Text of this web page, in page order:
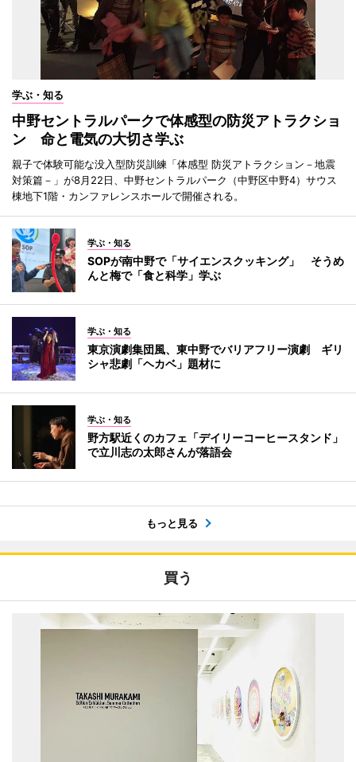
学ぶ・知る
中野セントラルパークで体感型の防災アトラクショ
ン 命と電気の大切さ学ぶ
親子で体験可能な没入型防災訓練「体感型 防災アトラクション－地震
対策篇－」が8月22日、中野セントラルパーク（中野区中野4）サウス
棟地下1階・カンファレンスホールで開催される。
学ぶ・知る
SOPが南中野で「サイエンスクッキング」 そうめ
んと梅で「食と科学」学ぶ
学ぶ・知る
東京演劇集団風、東中野でバリアフリー演劇 ギリ
シャ悲劇「ヘカベ」題材に
学ぶ・知る
野方駅近くのカフェ「デイリーコーヒースタンド」
で立川志の太郎さんが落語会
もっと見る
買う